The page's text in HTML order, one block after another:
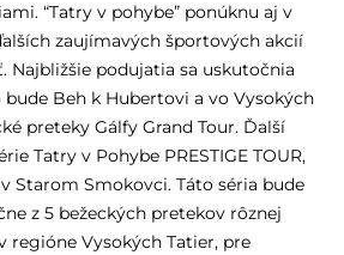
“Tatry v pohybe” ponúknu aj v
zaujímavých športových akcií
Najbližšie podujatia sa uskutočnia
bude Beh k Hubertovi a vo Vysokých
preteky Gálfy Grand Tour. Ďalší
Tatry v Pohybe PRESTIGE TOUR,
Starom Smokovci. Táto séria bude
z 5 bežeckých pretekov rôznej
regióne Vysokých Tatier, pre